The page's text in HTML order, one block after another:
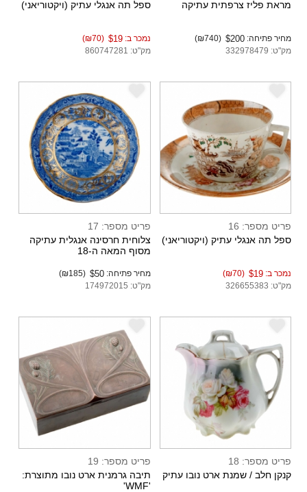
מראת פליז צרפתית עתיקה
מחיר פתיחה: $200
(₪740)
מק"ט: 332978479
ספל תה אנגלי עתיק (ויקטוריאני)
נמכר ב:$19
(₪70)
מק"ט: 860747281
פריט מספר: 16
ספל תה אנגלי עתיק (ויקטוריאני)
נמכר ב: $19
(₪70)
מק"ט: 326655383
פריט מספר: 17
צלוחית חרסינה אנגלית עתיקה
מסוף המאה ה-18
מחיר פתיחה:$50
(₪185)
מק"ט: 174972015
פריט מספר: 18
קנקן חלב / שמנת ארט נובו עתיק
פריט מספר: 19
תיבה גרמנית ארט נובו מתוצרת:
'WMF'